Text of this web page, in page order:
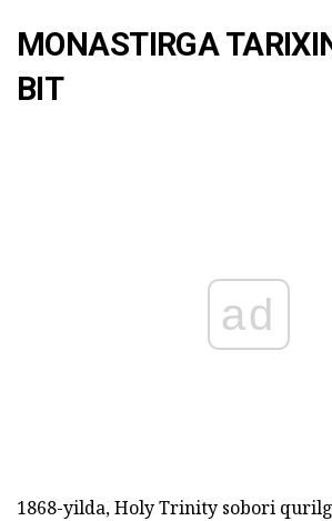
MONASTIRGA
BIT
ad
1868-yilda, Holy Trinity sobori